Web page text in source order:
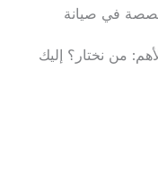
في صيانة
من نختار؟ إليك